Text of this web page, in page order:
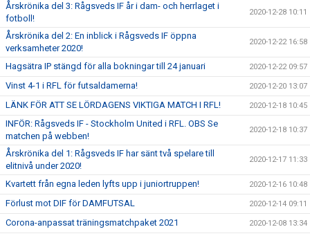
Årskrönika del 3: Rågsveds IF år i dam- och herrlaget i
fotboll!
2020-12-28 10:11
Årskrönika del 2: En inblick i Rågsveds IF öppna
verksamheter 2020!
2020-12-22 16:58
Hagsätra IP stängd för alla bokningar till 24 januari 2020-12-22 09:57
Vinst 4-1 i RFL för futsaldamerna! 2020-12-20 13:07
LÄNK FÖR ATT SE LÖRDAGENS VIKTIGA MATCH I RFL! 2020-12-18 10:45
INFÖR: Rågsveds IF - Stockholm United i RFL. OBS Se
matchen på webben!
2020-12-18 10:37
Årskrönika del 1: Rågsveds IF har sänt två spelare till
elitnivå under 2020!
2020-12-17 11:33
Kvartett från egna leden lyfts upp i juniortruppen! 2020-12-16 10:48
Förlust mot DIF för DAMFUTSAL 2020-12-14 09:11
Corona-anpassat träningsmatchpaket 2021 2020-12-08 13:34